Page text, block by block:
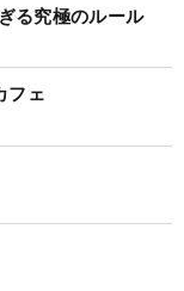
る究極のルール
フェ